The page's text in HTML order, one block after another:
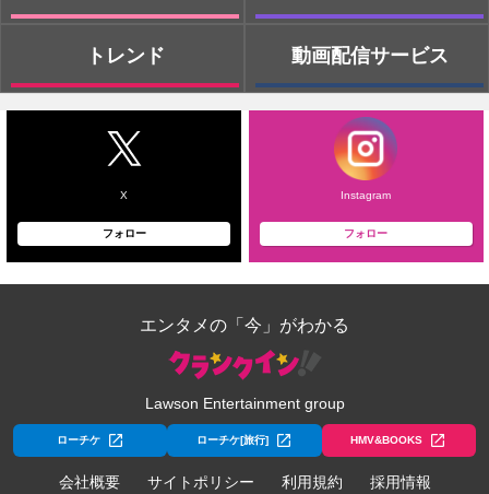
トレンド 動画配信サービス
X
フォロー
Instagram
フォロー
エンタメの「今」がわかる
Lawson Entertainment group
ローチケ ローチケ[旅行] HMV&BOOKS
会社概要 サイトポリシー 利用規約 採用情報